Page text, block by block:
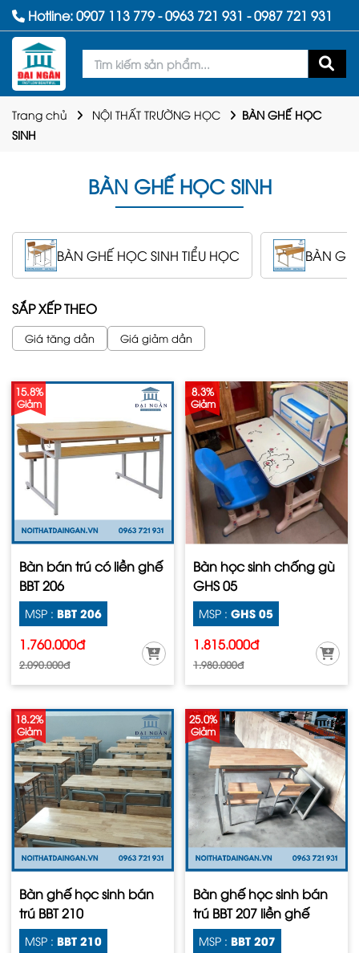
Hotline:0907 113 779-0963 721 931 -0987 721 931
Trang chủ NỘI THẤT TRƯỜNG HỌC
BÀN GHẾ HỌC
SINH
BÀN GHẾ HỌC SINH
BÀN GHẾ HỌC SINH TIỂU HỌC BÀN
SẮP XẾP THEO
Giá tăng dần Giá giảm dần
15.8%
Giảm
Bàn bán trú có liền ghế
BBT 206
MSP : BBT 206
1.760.000đ
2.090.000đ
8.3%
Giảm
Bàn học sinh chống gù
GHS 05
MSP : GHS 05
1.815.000đ
1.980.000đ
18.2%
Giảm
Bàn ghế học sinh bán
trú BBT 210
MSP : BBT 210
25.0%
Giảm
Bàn ghế học sinh bán
trú BBT 207 liền ghế
MSP : BBT 207